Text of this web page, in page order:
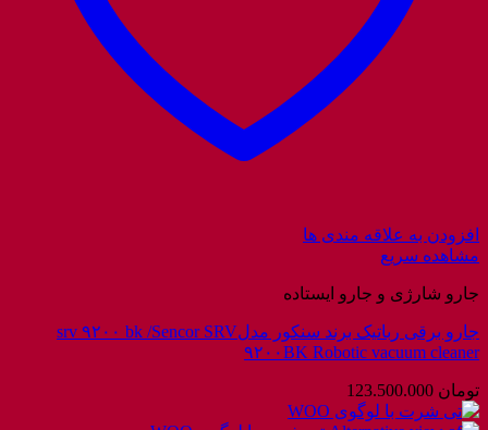
افزودن به علاقه مندی ها
مشاهده سریع
جارو شارژی و جارو ایستاده
جارو برقی رباتیک برند سنکور مدلsrv ۹۲۰۰ bk /Sencor SRV
۹۲۰۰BK Robotic vacuum cleaner
تومان